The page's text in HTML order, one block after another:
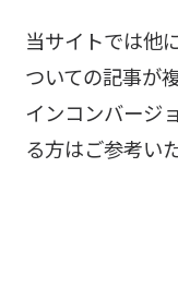
当サイトでは他
ついての記事が
インコンバージ
る方はご参考い